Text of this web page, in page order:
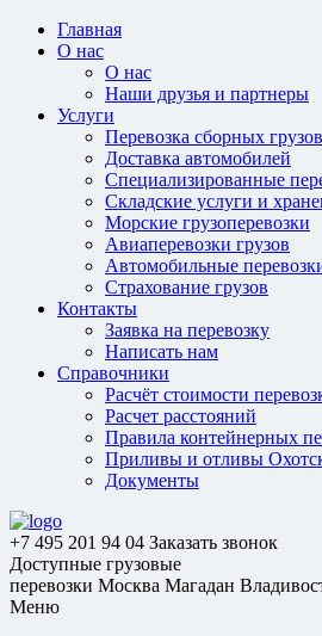
Главная
О нас
О нас
Наши друзья и партнеры
Услуги
Перевозка сборных грузов
Доставка автомобилей
Специализированные
Складские услуги и
Морские грузоперевозки
Авиаперевозки грузов
Автомобильные
Страхование грузов
Контакты
Заявка на перевозку
Написать нам
Справочники
Расчёт стоимости
Расчет расстояний
Правила контейнерных
Приливы и отливы
Документы
+7 495 201 94 04 Заказать звонок
Доступные грузовые
перевозки Москва Магадан
Меню